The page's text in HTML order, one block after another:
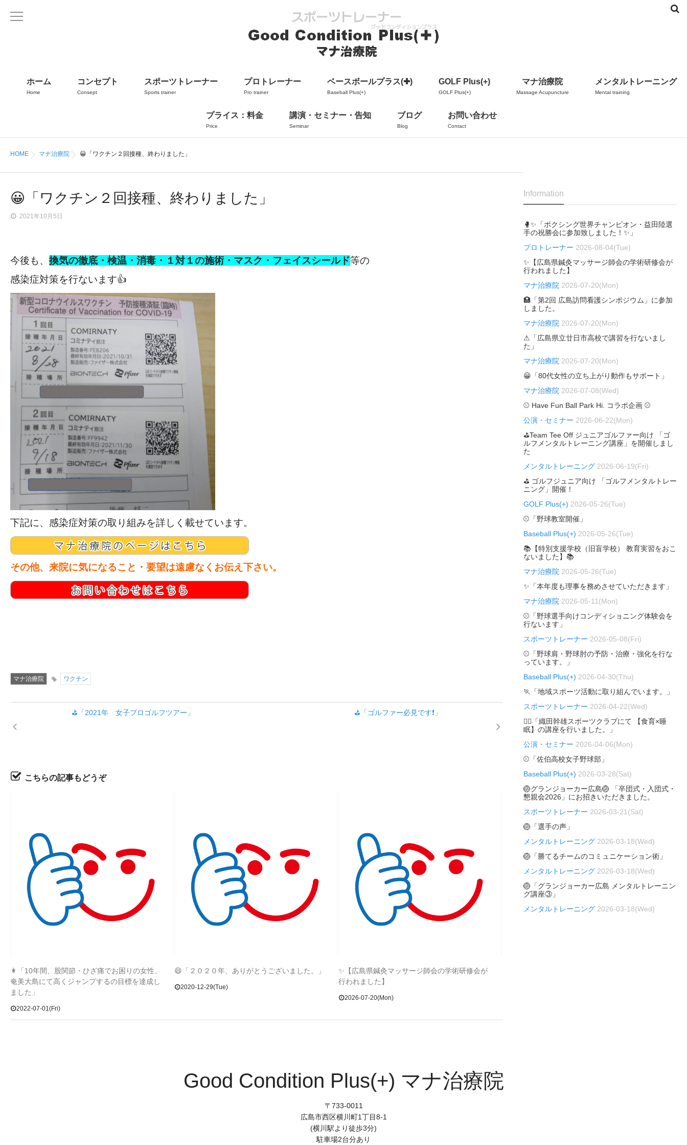
ホーム
Home
コンセプト
Consept
スポーツトレーナー
Sports trainer
プロトレーナー
Pro trainer
ベースボールプラス(✚)
Baseball Plus(+)
GOLF Plus(+)
GOLF Plus(+)
マナ治療院
Massage Acupuncture
メンタルトレーニング
Mental training
プライス：料金
Price
講演・セミナー・告知
Seminar
ブログ
Blog
お問い合わせ
Contact
HOME マナ治療院 😀「ワクチン２回接種、終わりました」
😀「ワクチン２回接種、終わりました」
2021年10月5日
今後も、 換気の徹底・検温・消毒・１対１の施術・マスク・フェイスシールド等の
感染症対策を行ないます👍
下記に、感染症対策の取り組みを詳しく載せています。
その他、来院に気になること・要望は遠慮なくお伝え下さい。
マナ治療院 ワクチン
⛳「2021年 女子プロゴルフツアー」 ⛳「ゴルファー必見です❗」
こちらの記事もどうぞ
👩「10年間、股関節・ひざ痛でお困りの女性、
奄美大島にて高くジャンプするの目標を達成し
ました」
2022-07-01(Fri)
😄「２０２０年、ありがとうございました。」
2020-12-29(Tue)
✨【広島県鍼灸マッサージ師会の学術研修会が
行われました】
2026-07-20(Mon)
Information
🥊✨「ボクシング世界チャンピオン・益田陸選
手の祝勝会に参加致しました！✨」
プロトレーナー 2026-08-04(Tue)
✨【広島県鍼灸マッサージ師会の学術研修会が
行われました】
マナ治療院 2026-07-20(Mon)
🏥「第2回 広島訪問看護シンポジウム」に参加
しました。
マナ治療院 2026-07-20(Mon)
⚠「広島県立廿日市高校で講習を行ないまし
た」
マナ治療院 2026-07-20(Mon)
😀「80代女性の立ち上がり動作もサポート」
マナ治療院 2026-07-08(Wed)
⚾ Have Fun Ball Park Hi. コラボ企画 ⚾
公演・セミナー 2026-06-22(Mon)
⛳Team Tee Off ジュニアゴルファー向け 「ゴ
ルフメンタルトレーニング講座」を開催しまし
た
メンタルトレーニング 2026-06-19(Fri)
⛳ ゴルフジュニア向け 「ゴルフメンタルトレー
ニング」開催！
GOLF Plus(+) 2026-05-26(Tue)
⚾「野球教室開催」
Baseball Plus(+) 2026-05-26(Tue)
📚【特別支援学校（旧盲学校） 教育実習をおこ
ないました】📚
マナ治療院 2026-05-26(Tue)
✨「本年度も理事を務めさせていただきます」
マナ治療院 2026-05-11(Mon)
⚾「野球選手向けコンディショニング体験会を
行ないます」
スポーツトレーナー 2026-05-08(Fri)
⚾「野球肩・野球肘の予防・治療・強化を行な
っています。」
Baseball Plus(+) 2026-04-30(Thu)
🏃「地域スポーツ活動に取り組んでいます。」
スポーツトレーナー 2026-04-22(Wed)
🏃‍♂️「織田幹雄スポーツクラブにて 【食育×睡
眠】の講座を行いました。」
公演・セミナー 2026-04-06(Mon)
⚾「佐伯高校女子野球部」
Baseball Plus(+) 2026-03-28(Sat)
🏐グランジョーカー広島🏐 「卒団式・入団式・
懇親会2026」にお招きいただきました。
スポーツトレーナー 2026-03-21(Sat)
🏐「選手の声」
メンタルトレーニング 2026-03-18(Wed)
🏐「勝てるチームのコミュニケーション術」
メンタルトレーニング 2026-03-18(Wed)
🏐「グランジョーカー広島 メンタルトレーニン
グ講座③」
メンタルトレーニング 2026-03-18(Wed)
Good Condition Plus(+) マナ治療院
〒733-0011
広島市西区横川町1丁目8-1
(横川駅より徒歩3分)
駐車場2台分あり